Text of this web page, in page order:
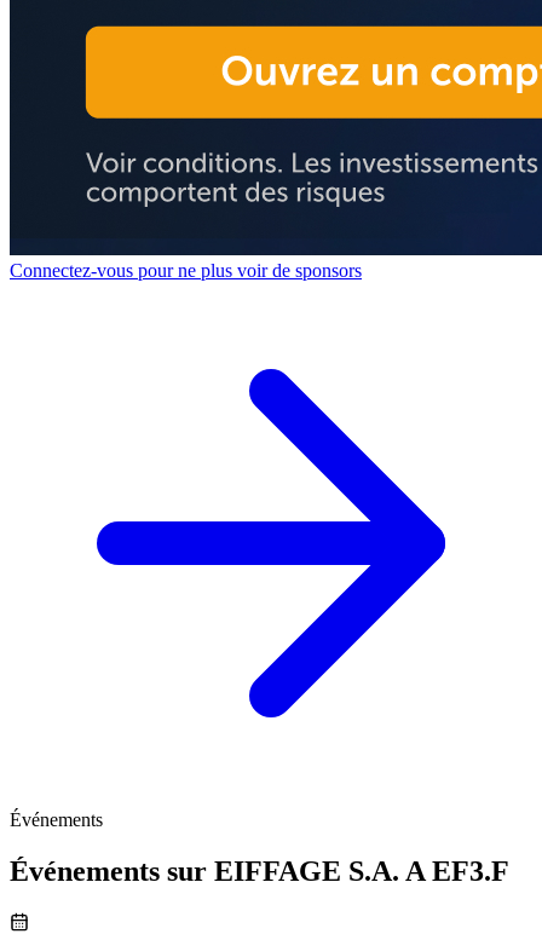
Connectez-vous pour ne plus voir de sponsors
Événements
Événements sur EIFFAGE S.A. A EF3.F